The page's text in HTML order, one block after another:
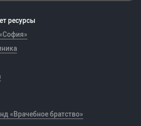
ресурсы
«Врачебное братство»